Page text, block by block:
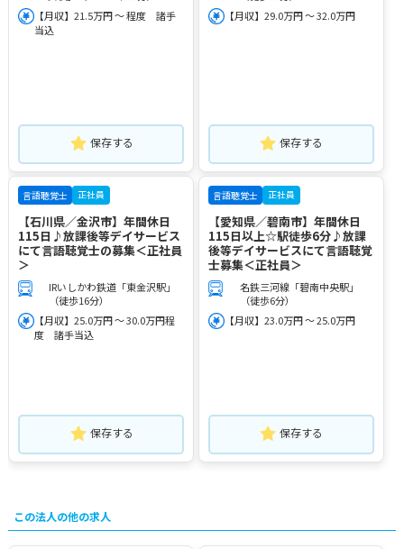
【月収】21.5万円 ～ 程度 諸手
当込
保存する
【月収】29.0万円 ～ 32.0万円
保存する
言語聴覚士 正社員
【石川県／金沢市】年間休日
115日♪放課後等デイサービス
にて言語聴覚士の募集＜正社員
＞
IRいしかわ鉄道「東金沢駅」
（徒歩16分）
【月収】25.0万円 ～ 30.0万円程
度 諸手当込
保存する
言語聴覚士 正社員
【愛知県／碧南市】年間休日
115日以上☆駅徒歩6分♪放課
後等デイサービスにて言語聴覚
士募集＜正社員＞
名鉄三河線「碧南中央駅」
（徒歩6分）
【月収】23.0万円 ～ 25.0万円
保存する
この法人の他の求人